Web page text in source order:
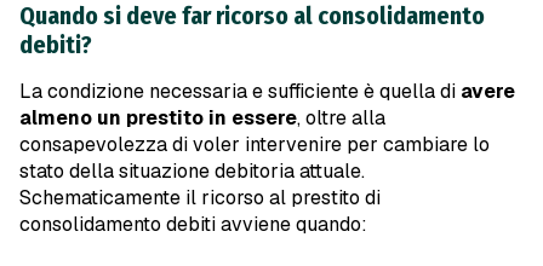
Quando si deve far ricorso al consolidamento
debiti?
La condizione necessaria e sufficiente è quella di avere
almeno un prestito in essere, oltre alla
consapevolezza di voler intervenire per cambiare lo
stato della situazione debitoria attuale.
Schematicamente il ricorso al prestito di
consolidamento debiti avviene quando: